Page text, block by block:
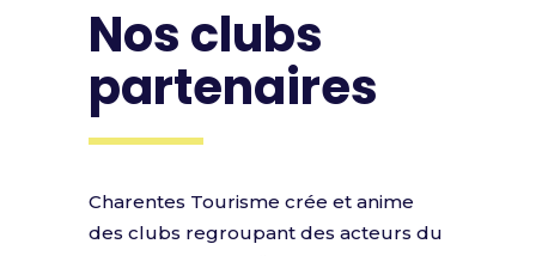
Nos clubs
partenaires
Charentes Tourisme crée et anime
des clubs regroupant des acteurs du